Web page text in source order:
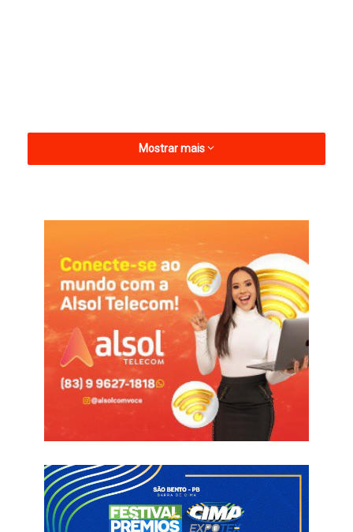
A Assembleia Geral Extraordinária terá como local a Câmara
Municipal de Pombal a partir das 18h, em primeira chamada e
caso não tenha quórum, às 19h, em segunda.
Na ocasião serão tratados assuntos de relevante interesse do
“Carcará do Sertão”, porém na pauta da ordem do dia
previamente agendada, mudanças no estatuto do PEC.
O momento será primordial, não só para discutir a atualização
estatutária, mas para debater ações que possam em breve
transformar-se em realidade a bem da equipe visando sua
disputa na primeira divisão do Campeonato Paraibano – 2026.
Segundo informações de pessoas ligadas ao conselho, diante
de tantos problemas e situações enfrentadas é necessário um
plano de reestruturação da agremiação que permita a
Mostrar mais